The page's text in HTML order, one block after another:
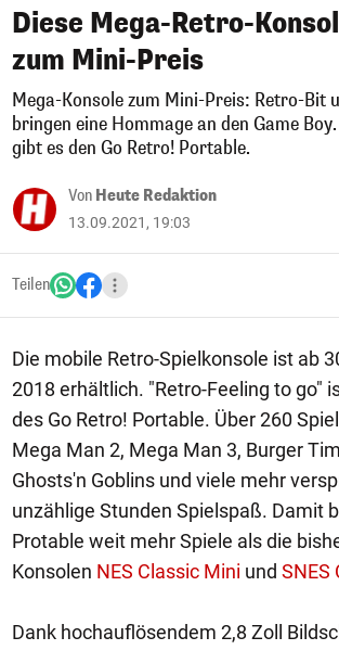
Diese Mega-Retro-
zum Mini-Preis
Mega-Konsole zum Mini-Preis: Retro-Bit
bringen eine Hommage an den Game
gibt es den Go Retro! Portable.
Von Heute Redaktion
13.09.2021, 19:03
Teilen
Die mobile Retro-Spielkonsole ist ab
2018 erhältlich. "Retro-Feeling to go"
des Go Retro! Portable. Über 260
Mega Man 2, Mega Man 3, Burger
Ghosts'n Goblins und viele mehr
unzählige Stunden Spielspaß. Damit
Protable weit mehr Spiele als die
Konsolen NES Classic Mini und SNES
Dank hochauflösendem 2,8 Zoll